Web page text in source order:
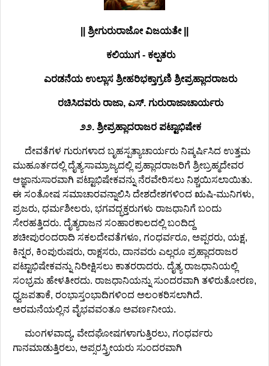
|| ಶ್ರೀಗುರುರಾಜೋ ವಿಜಯತೇ ||
ಕಲಿಯುಗ - ಕಲ್ಪತರು
ಎರಡನೆಯ ಉಲ್ಲಾಸ ಶ್ರೀಹರಿಭಕ್ತಾಗ್ರಣಿ ಶ್ರೀಪ್ರಹ್ಲಾದರಾಜರು
ರಚಿಸಿದವರು ರಾಜಾ, ಎಸ್. ಗುರುರಾಜಾಚಾರ್ಯರು
೨೨. ಶ್ರೀಪ್ರಹ್ಲಾದರಾಜರ ಪಟ್ಟಾಭಿಷೇಕ
ದೇವತೆಗಳ ಗುರುಗಳಾದ ಬೃಹಸ್ಪತ್ಯಾಚಾರ್ಯರು ನಿಷ್ಕರ್ಷಿಸಿದ ಉತ್ತಮ
ಮುಹೂರ್ತದಲ್ಲಿ ದೈತ್ಯಸಾಮ್ರಾಜ್ಯದಲ್ಲಿ ಪ್ರಹ್ಲಾದರಾಜರಿಗೆ ಶ್ರೀಬ್ರಹ್ಮದೇವರ
ಆಜ್ಞಾನುಸಾರವಾಗಿ ಪಟ್ಟಾಭಿಷೇಕವನ್ನು ನೆರವೇರಿಸಲು ನಿಶ್ಚಯಿಸಲಾಯಿತು.
ಈ ಸಂತೋಷ ಸಮಾಚಾರವನ್ನಾಲಿಸಿ ದೇಶದೇಶಗಳಿಂದ ಋಷಿ-ಮುನಿಗಳು,
ಪ್ರಜರು, ಧರ್ಮಶೀಲರು, ಭಗವದ್ಭಕ್ತರುಗಳು ರಾಜಧಾನಿಗೆ ಬಂದು
ಸೇರಹತ್ತಿದರು. ದೈತ್ಯರಾಜನ ಸಂಹಾರಕಾಲದಲ್ಲಿ ಬಂದಿದ್ದ
ಶಚೀಪುರಂದರಾದಿ ಸಕಲದೇವತೆಗಳೂ, ಗಂಧರ್ವರೂ, ಅಪ್ಪರರು, ಯಕ್ಷ,
ಕಿನ್ನರ, ಕಿಂಪುರುಷರು, ರಾಕ್ಷಸರು, ದಾನವರು ಎಲ್ಲರೂ ಪ್ರಹ್ಲಾದರಾಜರ
ಪಟ್ಟಾಭಿಷೇಕವನ್ನು ನಿರೀಕ್ಷಿಸಲು ಕಾತರರಾದರು. ದೈತ್ಯ ರಾಜಧಾನಿಯಲ್ಲಿ
ಸಂಭ್ರಮ ಹೇಳತೀರದು. ರಾಜಧಾನಿಯನ್ನು ಸುಂದರವಾಗಿ ತಳಿರುತೋರಣ,
ಧ್ವಜಪತಾಕೆ, ರಂಭಾಸ್ತಂಭಾದಿಗಳಿಂದ ಅಲಂಕರಿಸಲಾಗಿದೆ.
ಅರಮನೆಯಲ್ಲಿನ ವೈಭವವಂತೂ ಅವರ್ಣನೀಯ.
ಮಂಗಳವಾದ್ಯ, ವೇದಘೋಷಗಳಾಗುತ್ತಿರಲು, ಗಂಧರ್ವರು
ಗಾನಮಾಡುತ್ತಿರಲು, ಅಪ್ಸರಸ್ತ್ರೀಯರು ಸುಂದರವಾಗಿ